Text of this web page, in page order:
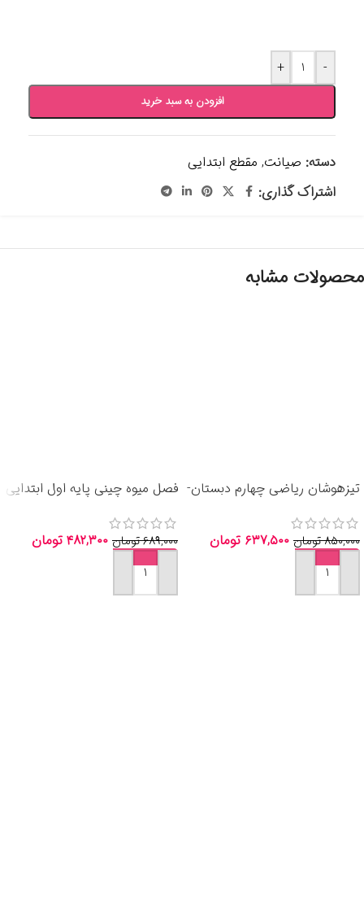
-
+
افزودن به سبد خرید
دسته: صیانت, مقطع ابتدایی
اشتراک گذاری:
محصولات مشابه
تیزهوشان ریاضی چهارم دبستان-
۸۵۰,۰۰۰تومان ۶۳۷,۵۰۰ تومان
افزودن به سبد خرید
فصل میوه چینی پایه اول ابتدایی
۶۸۹,۰۰۰تومان ۴۸۲,۳۰۰ تومان
افزودن به سبد خرید